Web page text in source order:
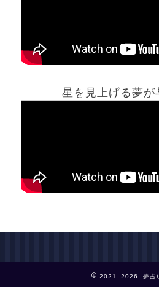
星を見上げる夢が
2021–2026 夢占